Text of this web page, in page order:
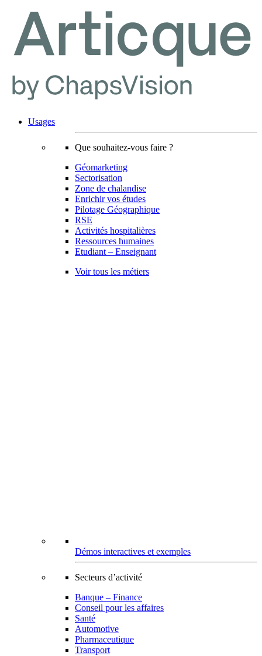
Usages
Que souhaitez-vous faire ?
Géomarketing
Sectorisation
Zone de chalandise
Enrichir vos études
Pilotage Géographique
RSE
Activités hospitalières
Ressources humaines
Etudiant – Enseignant
Voir tous les métiers
Démos interactives et exemples
Secteurs d’activité
Banque – Finance
Conseil pour les affaires
Santé
Automotive
Pharmaceutique
Transport